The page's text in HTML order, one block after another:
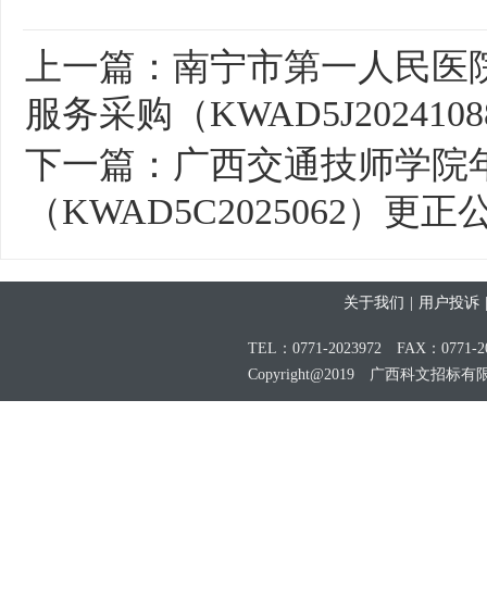
上一篇： 南宁市第一人民医
服务采购（
下一篇： 广西交通技师学院
（KWAD5C2025062）更正
关于我们 用户投诉
TEL：0771-2023972 FAX：0771-
Copyright@2019 广西科文招标